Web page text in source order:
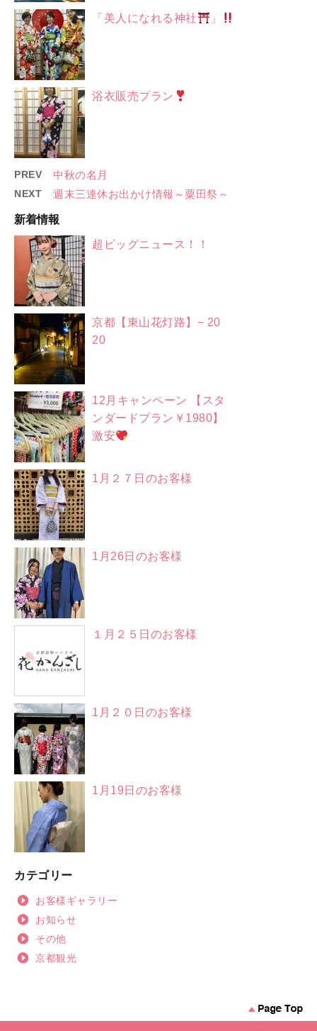
「美人になれる神社 」
浴衣販売プラン
PREV 中秋の名月
NEXT 週末三連休お出かけ情報～粟田祭～
新着情報
超ビッグニュース！！
京都【東山花灯路】− 20
20
12月キャンペーン 【スタ
ンダードプラン￥1980】
激安
1月２７日のお客様
1月26日のお客様
１月２５日のお客様
1月２０日のお客様
1月19日のお客様
カテゴリー
お客様ギャラリー
お知らせ
その他
京都観光